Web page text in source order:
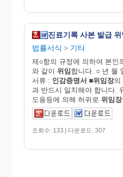
진료기록 사본 발급
법률서식 > 기타
제○항의 규정에 의하여 본인
와 같이 위임합니다. ○ 년 월
서류 : 인감증명서 ■위임장의
과 반드시 일치해야 합니다.
도용등에 의해 허위로 위임장
조회수: 133 | 다운로드: 307